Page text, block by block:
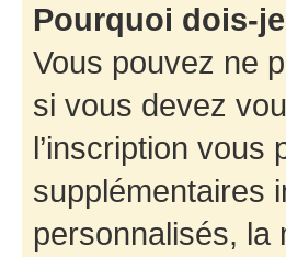
Pourquoi dois-
Vous pouvez ne
si vous devez
l’inscription vous
supplémentaires
personnalisés, la